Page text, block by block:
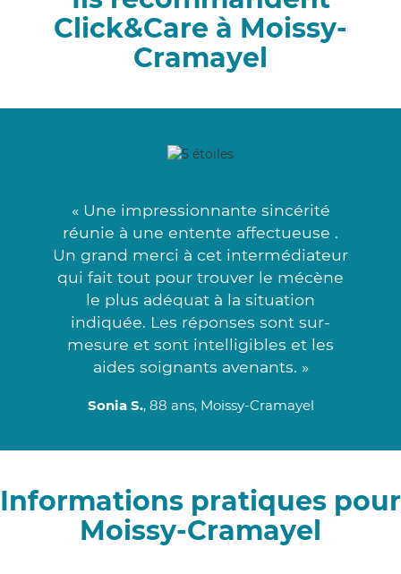
Click&Care à Moissy-
Cramayel
« Une impressionnante sincérité
réunie à une entente affectueuse .
Un grand merci à cet intermédiateur
qui fait tout pour trouver le mécène
le plus adéquat à la situation
indiquée. Les réponses sont sur-
mesure et sont intelligibles et les
aides soignants avenants. »
Sonia S., 88 ans, Moissy-Cramayel
Informations pratiques pour
Moissy-Cramayel